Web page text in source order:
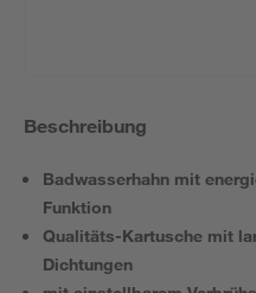
Beschreibung
Badwasserhahn mit
Funktion
Qualitäts-Kartusche mit
Dichtungen